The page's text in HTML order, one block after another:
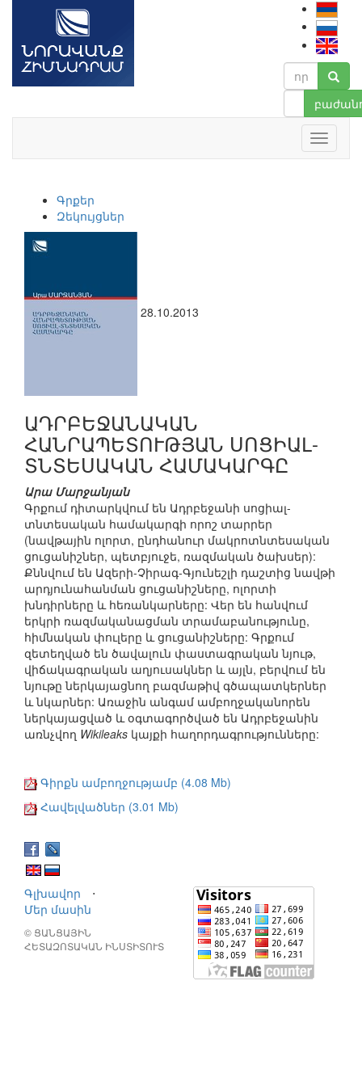
Գրքեր
Զեկույցներ
28.10.2013
ԱԴՐԲԵՋԱՆԱԿԱՆ
ՀԱՆՐԱՊԵՏՈՒԹՅԱՆ ՍՈՑԻԱԼ-
ՏՆՏԵՍԱԿԱՆ ՀԱՄԱԿԱՐԳԸ
Արա Մարջանյան
Գրքում դիտարկվում են Ադրբեջանի սոցիալ-
տնտեսական համակարգի որոշ տարրեր
(նավթային ոլորտ, ընդհանուր մակրոտնտեսական
ցուցանիշներ, պետբյուջե, ռազմական ծախսեր):
Քննվում են Ազերի-Չիրագ-Գյունեշլի դաշտից նավթի
արդյունահանման ցուցանիշները, ոլորտի
խնդիրները և հեռանկարները: Վեր են հանվում
երկրի ռազմականացման տրամաբանությունը,
հիմնական փուլերը և ցուցանիշները: Գրքում
զետեղված են ծավալուն փաստագրական նյութ,
վիճակագրական աղյուսակներ և այլն, բերվում են
նյութը ներկայացնող բազմաթիվ գծապատկերներ
և նկարներ: Առաջին անգամ ամբողջականորեն
ներկայացված և օգտագործված են Ադրբեջանին
առնչվող Wikileaks կայքի հաղորդագրությունները:
Գիրքն ամբողջությամբ (4.08 Mb)
Հավելվածներ (3.01 Mb)
Գլխավոր
⋅
Մեր մասին
© ՑԱՆՑԱՅԻՆ
ՀԵՏԱԶՈՏԱԿԱՆ ԻՆՍՏԻՏՈՒՏ